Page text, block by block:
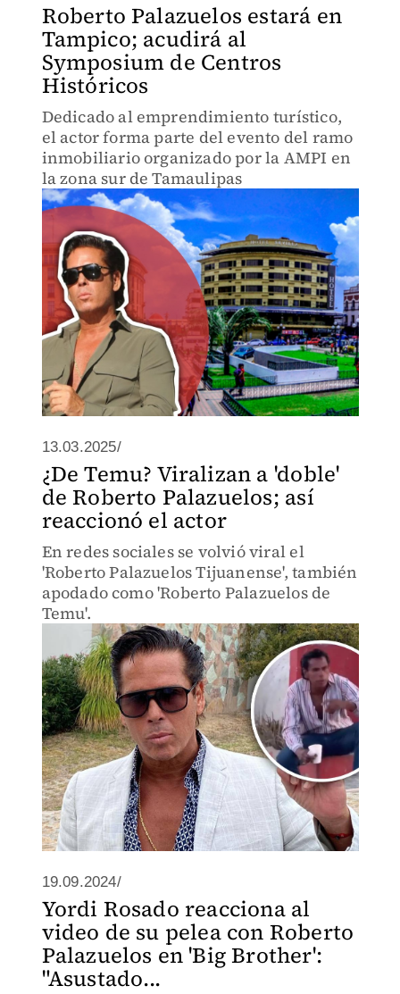
Roberto Palazuelos estará en
Tampico; acudirá al
Symposium de Centros
Históricos
Dedicado al emprendimiento turístico,
el actor forma parte del evento del ramo
inmobiliario organizado por la AMPI en
la zona sur de Tamaulipas
13.03.2025/
¿De Temu? Viralizan a 'doble'
de Roberto Palazuelos; así
reaccionó el actor
En redes sociales se volvió viral el
'Roberto Palazuelos Tijuanense', también
apodado como 'Roberto Palazuelos de
Temu'.
19.09.2024/
Yordi Rosado reacciona al
video de su pelea con Roberto
Palazuelos en 'Big Brother':
"Asustado...